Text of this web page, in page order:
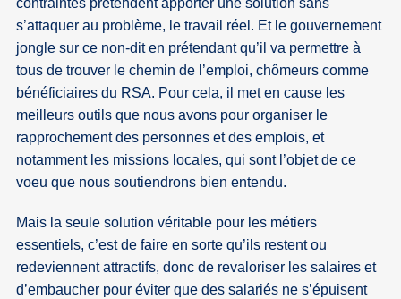
contraintes prétendent apporter une solution sans
s’attaquer au problème, le travail réel. Et le gouvernement
jongle sur ce non-dit en prétendant qu’il va permettre à
tous de trouver le chemin de l’emploi, chômeurs comme
bénéficiaires du RSA. Pour cela, il met en cause les
meilleurs outils que nous avons pour organiser le
rapprochement des personnes et des emplois, et
notamment les missions locales, qui sont l’objet de ce
voeu que nous soutiendrons bien entendu.
Mais la seule solution véritable pour les métiers
essentiels, c’est de faire en sorte qu’ils restent ou
redeviennent attractifs, donc de revaloriser les salaires et
d’embaucher pour éviter que des salariés ne s’épuisent